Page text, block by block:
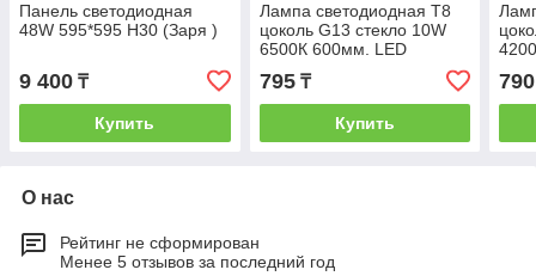
Панель светодиодная
48W 595*595 H30 (Заря )
9 400 ₸
Купить
Лампа светодиодная T8
цоколь G13 стекло 10W
6500К 600мм. LED
795₸
Купить
790
О нас
Рейтинг не сформирован
Менее 5 отзывов за последний год